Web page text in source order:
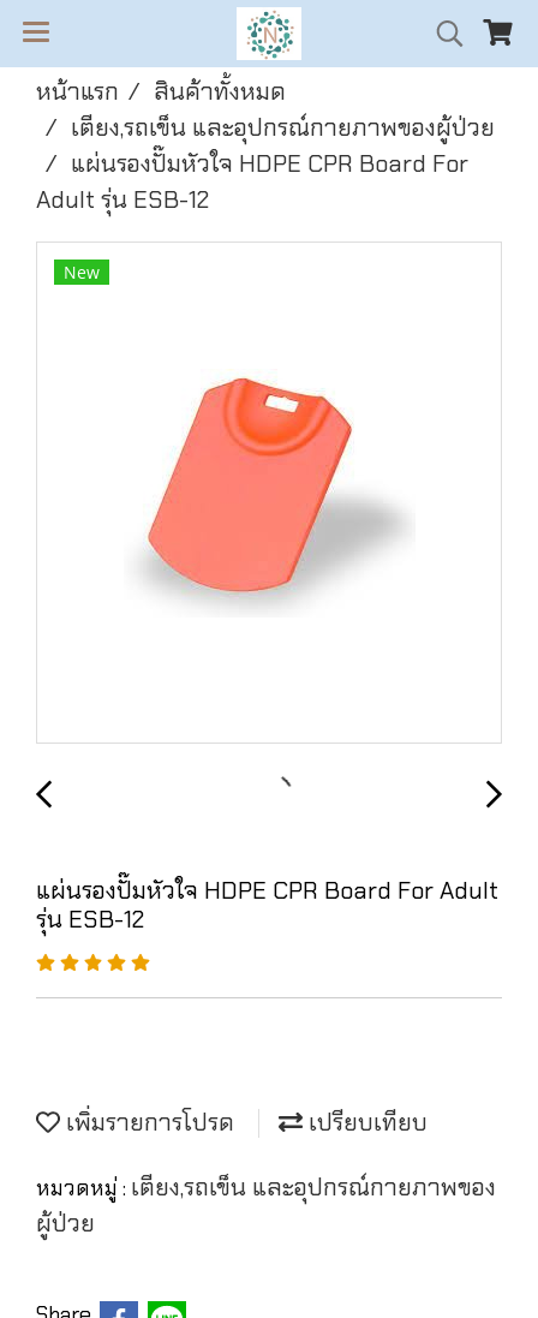
หน้าแรก
สินค้าทั้งหมด
เตียง,รถเข็น และอุปกรณ์กายภาพของผู้ป่วย
แผ่นรองปั๊มหัวใจ HDPE CPR Board For
Adult รุ่น ESB-12
New
แผ่นรองปั๊มหัวใจ HDPE CPR Board For Adult
รุ่น ESB-12
เพิ่มรายการโปรด เปรียบเทียบ
หมวดหมู่ : เตียง,รถเข็น และอุปกรณ์กายภาพของ
ผู้ป่วย